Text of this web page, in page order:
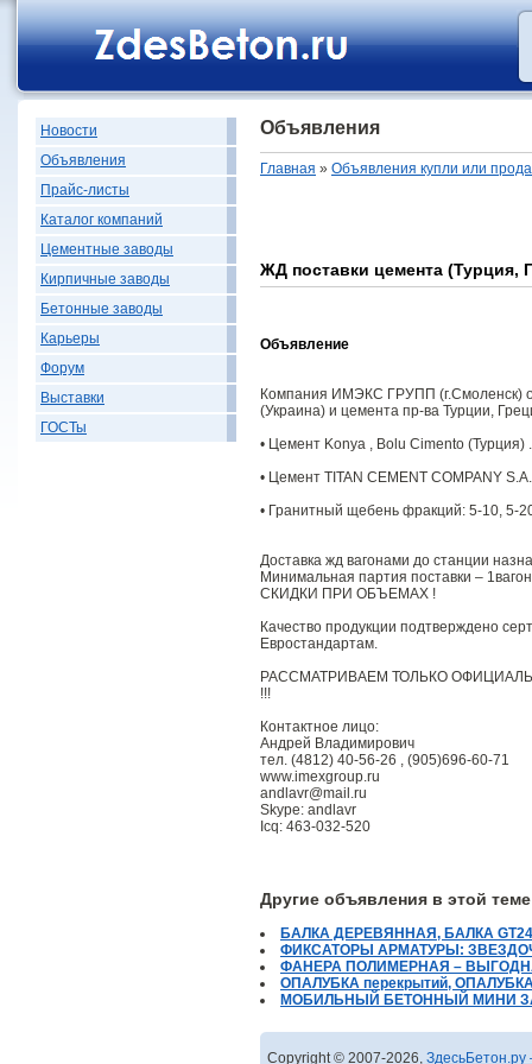
Новости
Объявления
Прайс-листы
Каталог компаний
Цементные заводы
Кирпичные заводы
Бетонные заводы
Карьеры
Форум
Выставки
ГОСТы
Объявления
Главная » Объявления купли или
ЖД поставки цемента (Турция,
Объявление
Компания ИМЭКС ГРУПП (г.Смоленск)
(Украина) и цемента пр-ва Турции,
• Цемент Konya , Bolu Cimento (Турция) .
• Цемент TITAN CEMENT COMPANY
• Гранитный щебень фракций: 5-10, 5-
Доставка жд вагонами до станции
Минимальная партия поставки –
СКИДКИ ПРИ ОБЪЕМАХ !
Качество продукции подтверждено
Евростандартам.
РАССМАТРИВАЕМ ТОЛЬКО
!!!
Контактное лицо:
Андрей Владимирович
тел. (4812) 40-56-26 , (905)696-60-71
www.imexgroup.ru
andlavr@mail.ru
Skype: andlavr
Icq: 463-032-520
Другие объявления в этой теме
БАЛКА ДЕРЕВЯННАЯ, БАЛКА
ФИКСАТОРЫ АРМАТУРЫ:
ФАНЕРА ПОЛИМЕРНАЯ –
ОПАЛУБКА перекрытий,
МОБИЛЬНЫЙ БЕТОННЫЙ МИНИ
Copyright © 2007-2026,